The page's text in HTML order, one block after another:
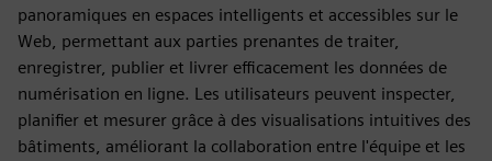
panoramiques en espaces intelligents et accessibles sur le
Web, permettant aux parties prenantes de traiter,
enregistrer, publier et livrer efficacement les données de
numérisation en ligne. Les utilisateurs peuvent inspecter,
planifier et mesurer grâce à des visualisations intuitives des
bâtiments, améliorant la collaboration entre l'équipe et les